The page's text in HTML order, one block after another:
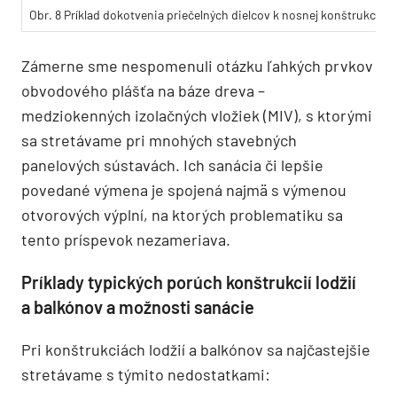
Obr. 8 Príklad dokotvenia priečelných dielcov k nosnej konštrukcii
Zámerne sme nespomenuli otázku ľahkých prvkov
obvodového plášťa na báze dreva –
medziokenných izolačných vložiek (MIV), s ktorými
sa stretávame pri mnohých stavebných
panelových sústavách. Ich sanácia či lepšie
povedané výmena je spojená najmä s výmenou
otvorových výplní, na ktorých problematiku sa
tento príspevok nezameriava.
Príklady typických porúch konštrukcií lodžií
a balkónov a možnosti sanácie
Pri konštrukciách lodžií a balkónov sa najčastejšie
stretávame s týmito nedostatkami: